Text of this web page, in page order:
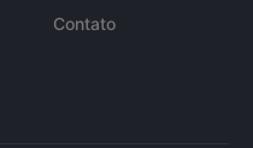
Contato